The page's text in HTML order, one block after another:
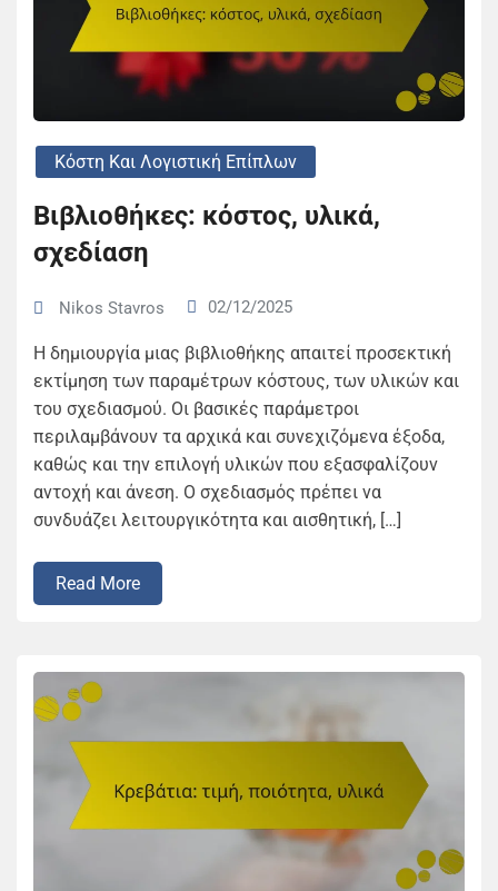
Κόστη Και Λογιστική Επίπλων
Βιβλιοθήκες: κόστος, υλικά,
σχεδίαση
Nikos Stavros 02/12/2025
Η δημιουργία μιας βιβλιοθήκης απαιτεί προσεκτική
εκτίμηση των παραμέτρων κόστους, των υλικών και
του σχεδιασμού. Οι βασικές παράμετροι
περιλαμβάνουν τα αρχικά και συνεχιζόμενα έξοδα,
καθώς και την επιλογή υλικών που εξασφαλίζουν
αντοχή και άνεση. Ο σχεδιασμός πρέπει να
συνδυάζει λειτουργικότητα και αισθητική, […]
Read More